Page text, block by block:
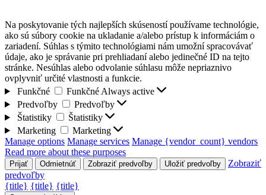
Na poskytovanie tých najlepších skúseností používame technológie,
ako sú súbory cookie na ukladanie a/alebo prístup k informáciám o
zariadení. Súhlas s týmito technológiami nám umožní spracovávať
údaje, ako je správanie pri prehliadaní alebo jedinečné ID na tejto
stránke. Nesúhlas alebo odvolanie súhlasu môže nepriaznivo
ovplyvniť určité vlastnosti a funkcie.
Funkčné
Funkčné Always active
Predvoľby
Predvoľby
Štatistiky
Štatistiky
Marketing
Marketing
Manage options Manage services Manage {vendor_count} vendors
Read more about these purposes
Prijať Odmietnúť Zobraziť predvoľby Uložiť predvoľby
Zobraziť
predvoľby
{title} {title} {title}